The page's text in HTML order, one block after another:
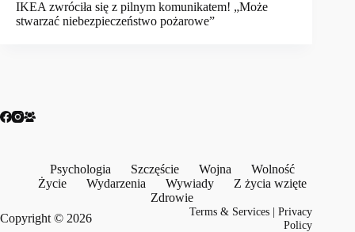
IKEA zwróciła się z pilnym komunikatem! „Może
stwarzać niebezpieczeństwo pożarowe”
Psychologia Szczęście Wojna
Wolność
Życie
Wydarzenia Wywiady
Z życia wzięte
Zdrowie
Copyright © 2026
Terms & Services |Privacy
Policy